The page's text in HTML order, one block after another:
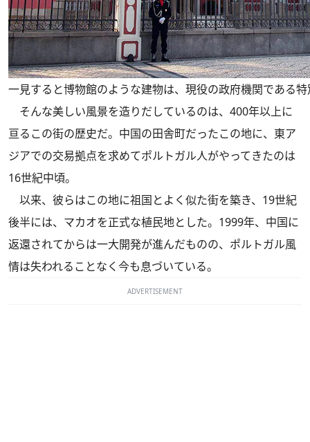
一見すると博物館のような建物は、現役の政府機関である
そんな美しい風景を造りだしているのは、400年以上に
亘るこの街の歴史だ。中国の田舎町だったこの地に、東ア
ジアでの交易拠点を求めてポルトガル人がやってきたのは
16世紀中頃。
以来、彼らはこの地に祖国とよく似た街を築き、19世紀
後半には、マカオを正式な植民地とした。1999年、中国に
返還されてからは一大開発が進んだものの、ポルトガル風
情は失われることなく今も息づいている。
ADVERTISEMENT